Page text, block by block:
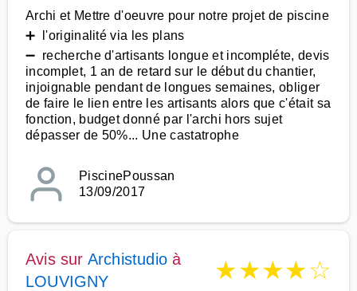
Archi et Mettre d'oeuvre pour notre projet de piscine
➕ l'originalité via les plans
➖ recherche d'artisants longue et incompléte, devis
incomplet, 1 an de retard sur le début du chantier,
injoignable pendant de longues semaines, obliger
de faire le lien entre les artisants alors que c'était sa
fonction, budget donné par l'archi hors sujet
dépasser de 50%... Une castatrophe
PiscinePoussan
13/09/2017
Avis sur Archistudio à
LOUVIGNY
★★★★☆